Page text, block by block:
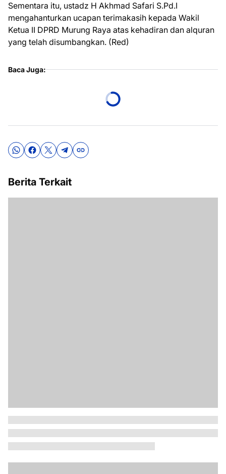
Sementara itu, ustadz H Akhmad Safari S.Pd.I
mengahanturkan ucapan terimakasih kepada Wakil
Ketua II DPRD Murung Raya atas kehadiran dan alquran
yang telah disumbangkan. (Red)
Baca Juga:
Berita Terkait